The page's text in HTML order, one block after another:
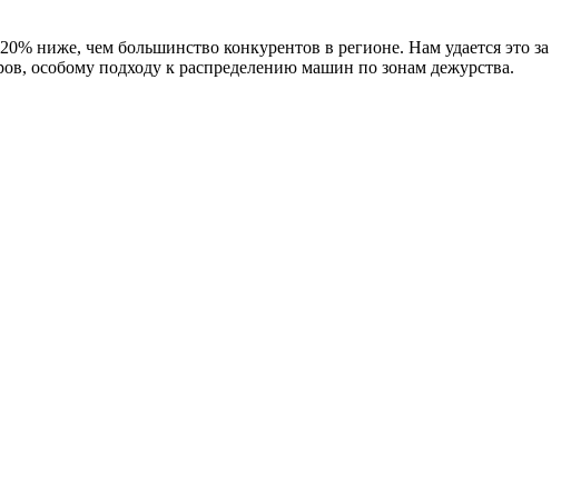
ниже, чем большинство конкурентов в регионе. Нам удается это за
особому подходу к распределению машин по зонам дежурства.